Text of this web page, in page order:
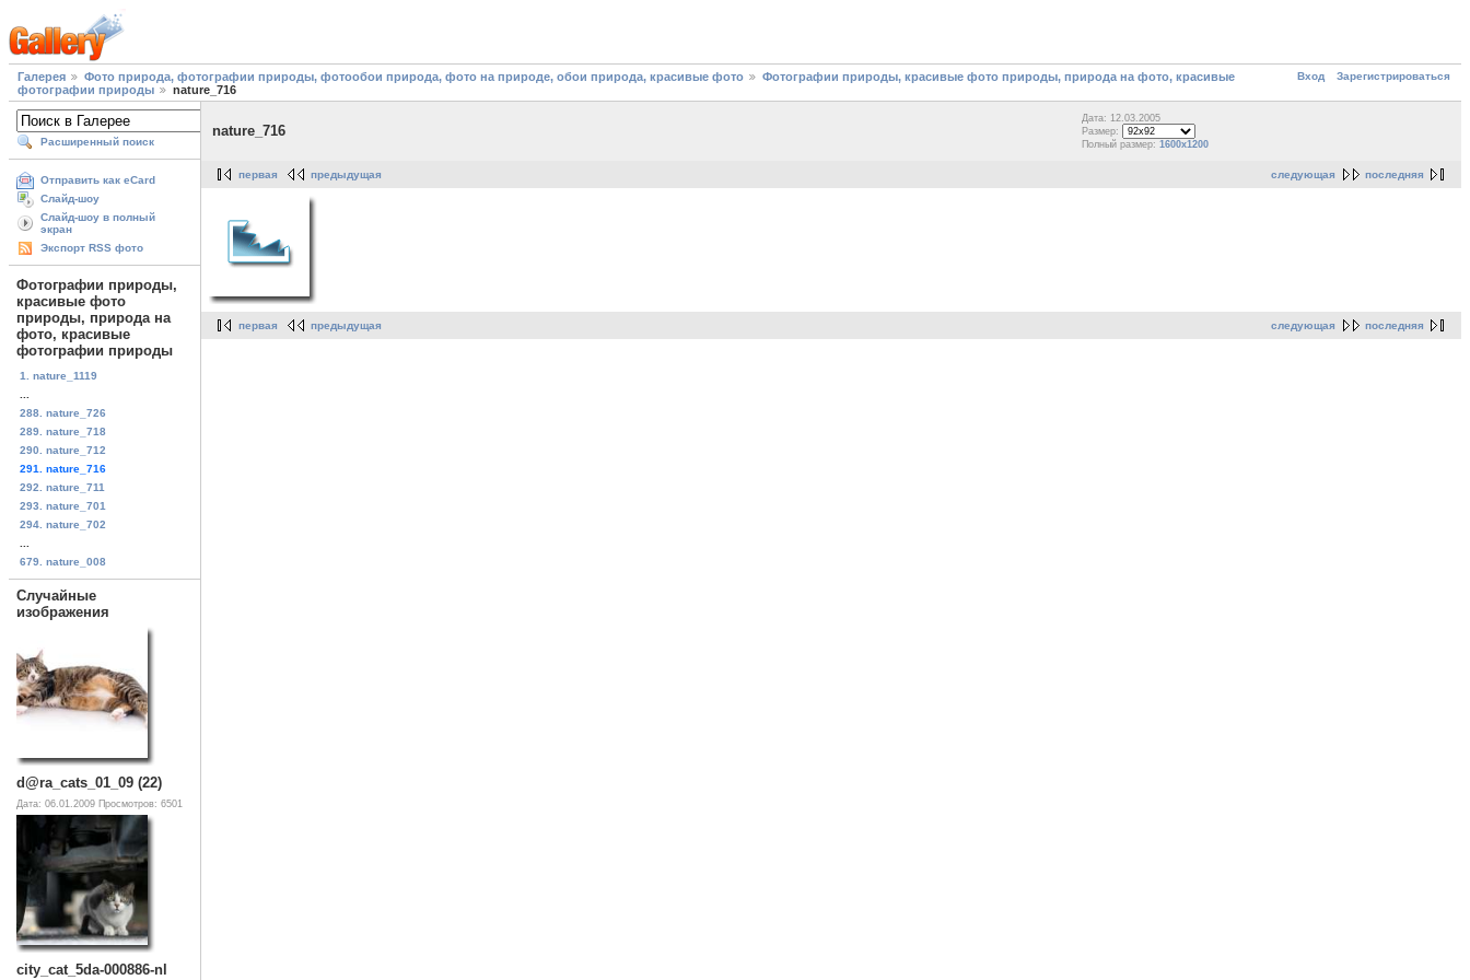
Вход Зарегистрироваться
Галерея Фото природа, фотографии природы, фотообои природа, фото на природе, обои природа, красивые фото
Фотографии природы, красивые фото природы, природа на фото, красивые
фотографии природы
nature_716
Расширенный поиск
Отправить как eCard
Слайд-шоу
Слайд-шоу в полный
экран
Экспорт RSS фото
Фотографии природы,
красивые фото
природы, природа на
фото, красивые
фотографии природы
1. nature_1119
288. nature_726
289. nature_718
290. nature_712
291. nature_716
292. nature_711
293. nature_701
294. nature_702
679. nature_008
Случайные
изображения
d@ra_cats_01_09 (22)
Дата: 06.01.2009 Просмотров: 6501
city_cat_5da-000886-nl
nature_716
Дата: 12.03.2005
Размер:
Полный размер: 1600x1200
следующая последняя
первая предыдущая
следующая последняя
первая предыдущая